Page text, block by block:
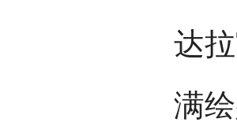
达
满绘